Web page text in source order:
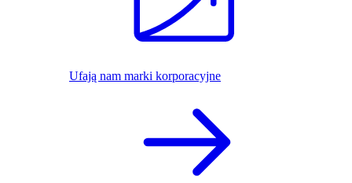
Ufają nam marki korporacyjne